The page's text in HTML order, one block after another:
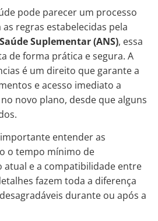
pode parecer um processo
regras estabelecidas pela
Suplementar (ANS), essa
de forma prática e segura. A
é um direito que garante a
e acesso imediato a
novo plano, desde que alguns
entender as
o tempo mínimo de
atual e a compatibilidade entre
fazem toda a diferença
durante ou após a